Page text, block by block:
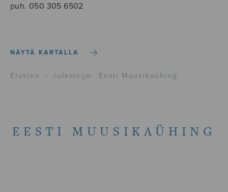
puh. 050 305 6502
NÄYTÄ KARTALLA
Etusivu › Julkaisija › Eesti Muusikaühing
EESTI MUUSIKAÜHING